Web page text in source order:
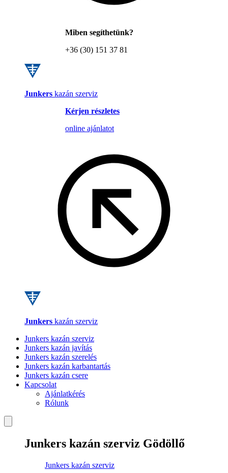
Miben segíthetünk?
+36 (30) 151 37 81
Junkers kazán szerviz
Kérjen részletes
online ajánlatot
Junkers kazán szerviz
Junkers kazán szerviz
Junkers kazán javítás
Junkers kazán szerelés
Junkers kazán karbantartás
Junkers kazán csere
Kapcsolat
Ajánlatkérés
Rólunk
Junkers kazán szerviz Gödöllő
Junkers kazán szerviz